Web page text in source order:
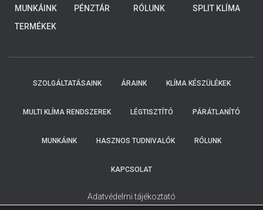
ELKÜLDTE
FELKERESIK
MUNKÁINK
PÉNZTÁR RÓLUNK
SPLIT KLÍMA
TERMÉKEK
SZOLGÁLTATÁSAINK ÁRAINK KLÍMA KÉSZÜLÉKEK
MULTI KLÍMA RENDSZEREK LÉGTISZTÍTÓ PÁRÁTLANÍTÓ
MUNKÁINK HASZNOS TUDNIVALÓK RÓLUNK
KAPCSOLAT
Adatvédelmi tájékoztató